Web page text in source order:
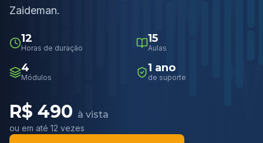
Zaideman.
12
Horas de duração
15
Aulas
4
Módulos
1 ano
de suporte
R$ 490 à vista
ou em até 12 vezes